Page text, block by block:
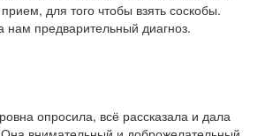
для того чтобы взять соскобы.
нам предварительный диагноз.
опросила, всё рассказала и дала